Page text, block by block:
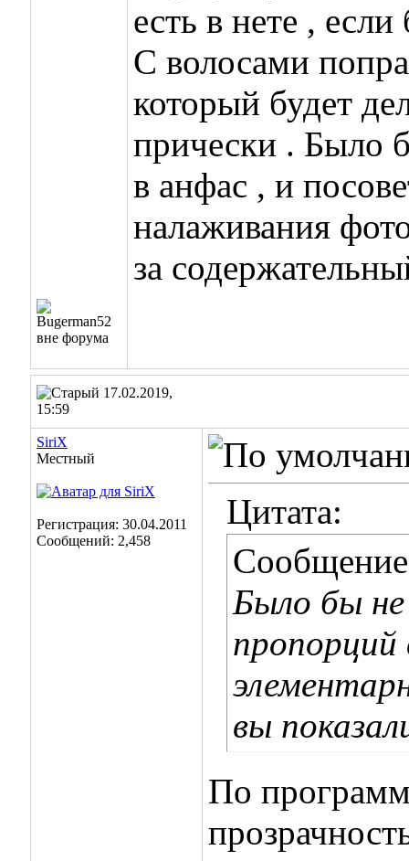
есть в нете ,
С волосами
который будет
прически . Было
в анфас , и
налаживания
за
17.02.2019,
15:59
SiriX
Местный
Регистрация: 30.04.2011
Сообщений: 2,458
Цитата:
Было бы не
вы
По